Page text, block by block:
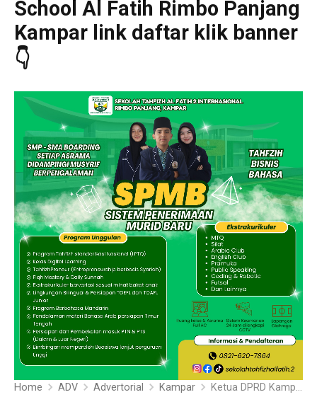
School Al Fatih Rimbo Panjang
Kampar link daftar klik banner
👇
Home ADV Advertorial Kampar Ketua DPRD Kampar Sampaikan Pokir di Musrenbang 2021